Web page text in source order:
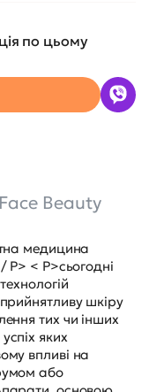
по цьому
Beauty
медицина
P> < P>сьогодні
шкіру
тих чи інших
яких
впливі на
або